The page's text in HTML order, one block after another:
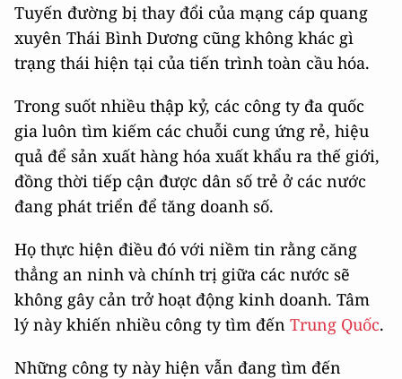
Tuyến đường bị thay đổi của mạng cáp quang
xuyên Thái Bình Dương cũng không khác gì
trạng thái hiện tại của tiến trình toàn cầu hóa.
Trong suốt nhiều thập kỷ, các công ty đa quốc
gia luôn tìm kiếm các chuỗi cung ứng rẻ, hiệu
quả để sản xuất hàng hóa xuất khẩu ra thế giới,
đồng thời tiếp cận được dân số trẻ ở các nước
đang phát triển để tăng doanh số.
Họ thực hiện điều đó với niềm tin rằng căng
thẳng an ninh và chính trị giữa các nước sẽ
không gây cản trở hoạt động kinh doanh. Tâm
lý này khiến nhiều công ty tìm đến Trung Quốc.
Những công ty này hiện vẫn đang tìm đến